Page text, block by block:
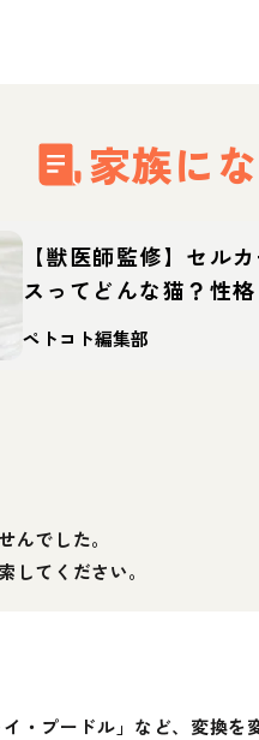
家族に
【獣医師監修】セル
スってどんな猫？性
命の特徴・迎え方
ペトコト編集部
んでした。
してください。
イ・プードル」など、変換を